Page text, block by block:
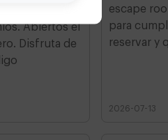
Abiertos el
Disfruta de
escape
para
reservar y
2026-07-13